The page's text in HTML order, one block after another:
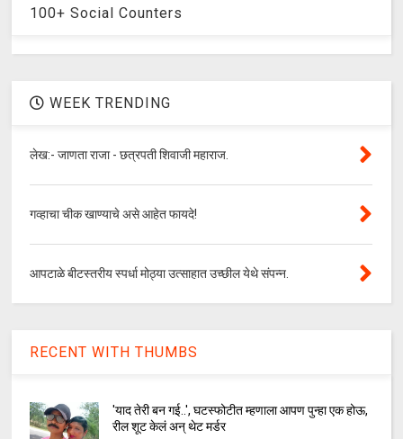
100+ Social Counters
WEEK TRENDING
लेख:- जाणता राजा - छत्रपती शिवाजी महाराज.
गव्हाचा चीक खाण्याचे असे आहेत फायदे!
आपटाळे बीटस्तरीय स्पर्धा मोठ्या उत्साहात उच्छील येथे संपन्न.
RECENT WITH THUMBS
'याद तेरी बन गई..', घटस्फोटीत म्हणाला आपण पुन्हा एक होऊ,
रील शूट केलं अन् थेट मर्डर